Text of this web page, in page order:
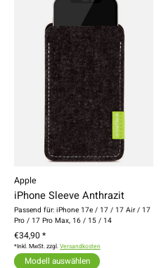
Apple
iPhone Sleeve Anthrazit
Passend für: iPhone 17e / 17 / 17 Air / 17
Pro / 17 Pro Max, 16 / 15 / 14
€34,90 *
*Inkl. MwSt. zzgl.Versandkosten
Modell auswählen